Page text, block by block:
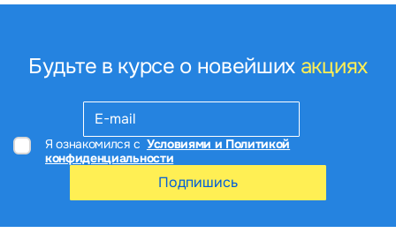
Будьте в курсе о новейших акциях
Я ознакомился с Условиями и Политикой
конфиденциальности
Подпишись